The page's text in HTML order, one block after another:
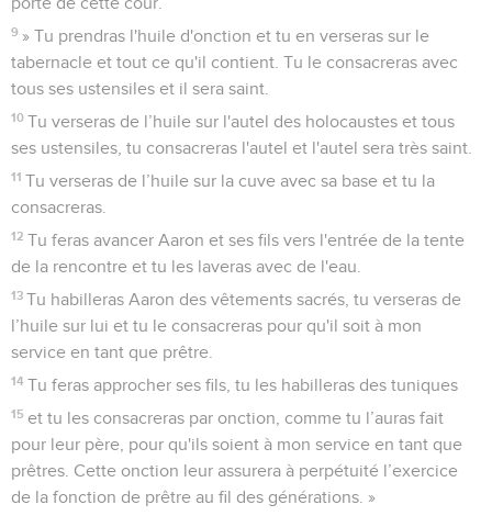
9 » Tu prendras l'huile d'onction et tu en verseras sur le
tabernacle et tout ce qu'il contient. Tu le consacreras avec
tous ses ustensiles et il sera saint.
10 Tu verseras de l’huile sur l'autel des holocaustes et tous
ses ustensiles, tu consacreras l'autel et l'autel sera très saint.
11 Tu verseras de l’huile sur la cuve avec sa base et tu la
consacreras.
12 Tu feras avancer Aaron et ses fils vers l'entrée de la tente
de la rencontre et tu les laveras avec de l'eau.
13 Tu habilleras Aaron des vêtements sacrés, tu verseras de
l’huile sur lui et tu le consacreras pour qu'il soit à mon
service en tant que prêtre.
14 Tu feras approcher ses fils, tu les habilleras des tuniques
15 et tu les consacreras par onction, comme tu l’auras fait
pour leur père, pour qu'ils soient à mon service en tant que
prêtres. Cette onction leur assurera à perpétuité l’exercice
de la fonction de prêtre au fil des générations. »